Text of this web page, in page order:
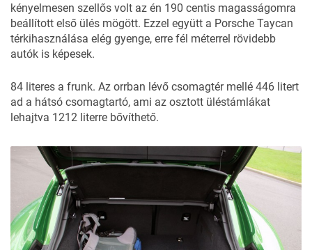
kényelmesen szellős volt az én 190 centis magasságomra
beállított első ülés mögött. Ezzel együtt a Porsche Taycan
térkihasználása elég gyenge, erre fél méterrel rövidebb
autók is képesek.
84 literes a frunk. Az orrban lévő csomagtér mellé 446 litert
ad a hátsó csomagtartó, ami az osztott üléstámlákat
lehajtva 1212 literre bővíthető.